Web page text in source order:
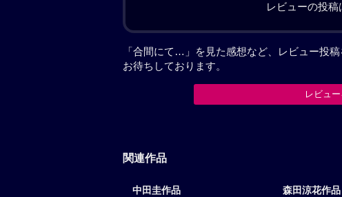
レビューの投稿
「合間にて…」を見た感想など、レビュー投
お待ちしております。
レビュ
関連作品
中田圭作品 森田涼花作品